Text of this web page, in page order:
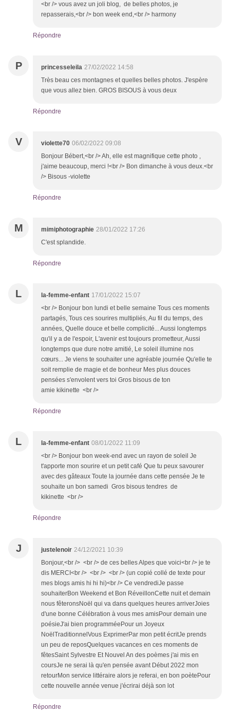
<br /> vous avez un joli blog, de belles photos, je
repasserais,<br /> bon week end,<br /> harmony
Répondre
P princesseleila 27/02/2022 14:58
Très beau ces montagnes et quelles belles photos. J'espère
que vous allez bien. GROS BISOUS à vous deux
Répondre
V violette70 06/02/2022 09:08
Bonjour Bébert,<br /> Ah, elle est magnifique cette photo ,
j'aime beaucoup, merci !<br /> Bon dimanche à vous deux.<br
/> Bisous -violette
Répondre
M mimiphotographie 28/01/2022 17:26
C'est splandide.
Répondre
L la-femme-enfant 17/01/2022 15:07
<br /> Bonjour bon lundi et belle semaine Tous ces moments
partagés, Tous ces sourires multipliés, Au fil du temps, des
années, Quelle douce et belle complicité... Aussi longtemps
qu'il y a de l'espoir, L'avenir est toujours prometteur, Aussi
longtemps que dure notre amitié, Le soleil illumine nos
cœurs... Je viens te souhaiter une agréable journée Qu'elle te
soit remplie de magie et de bonheur Mes plus douces
pensées s'envolent vers toi Gros bisous de ton
amie kikinette <br />
Répondre
L la-femme-enfant 08/01/2022 11:09
<br /> Bonjour bon week-end avec un rayon de soleil Je
t'apporte mon sourire et un petit café Que tu peux savourer
avec des gâteaux Toute la journée dans cette pensée Je te
souhaite un bon samedi Gros bisous tendres de
kikinette <br />
Répondre
J justelenoir 24/12/2021 10:39
Bonjour,<br /> <br /> de ces belles Alpes que voici<br /> je te
dis MERCI<br /> <br /> <br /> (un copié collé de texte pour
mes blogs amis hi hi hi)<br /> Ce vendrediJe passe
souhaiterBon Weekend et Bon RéveillonCette nuit et demain
nous fêteronsNoël qui va dans quelques heures arriverJoies
d'une bonne Célébration à vous mes amisPour demain une
poésieJ'ai bien programméePour un Joyeux
NoëlTraditionnelVous ExprimerPar mon petit écritJe prends
un peu de reposQuelques vacances en ces moments de
fêtesSaint Sylvestre Et Nouvel An des poèmes j'ai mis en
coursJe ne serai là qu'en pensée avant Début 2022 mon
retourMon service littéraire alors je referai, en bon poètePour
cette nouvelle année venue j'écrirai déjà son lot
Répondre